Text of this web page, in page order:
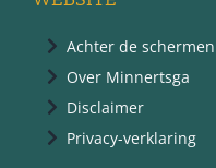
Achter de schermen
Over Minnertsga
Disclaimer
Privacy-verklaring